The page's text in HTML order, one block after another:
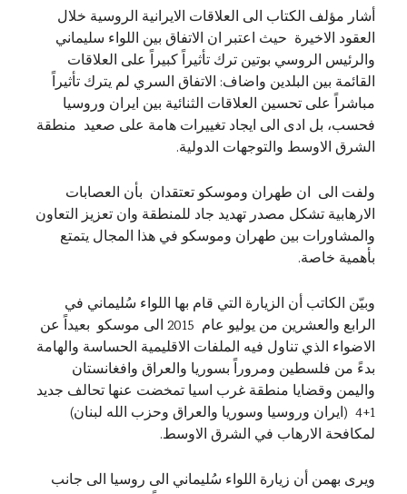
أشار مؤلف الكتاب الى العلاقات الايرانية الروسية خلال
العقود الاخيرة حيث اعتبر ان الاتفاق بين اللواء سليماني
والرئيس الروسي بوتين ترك تأثيراً كبيراً على العلاقات
القائمة بين البلدين واضاف: الاتفاق السري لم يترك تأثيراً
مباشراً على تحسين العلاقات الثنائية بين ايران وروسيا
فحسب، بل ادى الى ايجاد تغييرات هامة على صعيد منطقة
الشرق الاوسط والتوجهات الدولية.
ولفت الى ان طهران وموسكو تعتقدان بأن العصابات
الارهابية تشكل مصدر تهديد جاد للمنطقة وان تعزيز التعاون
والمشاورات بين طهران وموسكو في هذا المجال يتمتع
بأهمية خاصة.
وبيّن الكاتب أن الزيارة التي قام بها اللواء سُليماني في
الرابع والعشرين من يوليو عام 2015 الى موسكو بعيداً عن
الاضواء الذي تناول فيه الملفات الاقليمية الحساسة والهامة
بدءً من فلسطين ومروراً بسوريا والعراق وافغانستان
واليمن وقضايا منطقة غرب اسيا تمخضت عنها تحالف جديد
1+4 (ايران وروسيا وسوريا والعراق وحزب الله لبنان)
لمكافحة الارهاب في الشرق الاوسط.
ويرى بهمن أن زيارة اللواء سُليماني الى روسيا الى جانب